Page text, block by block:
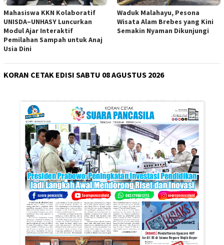
Mahasiswa KKN Kolaboratif
UNISDA–UNHASY Luncurkan
Modul Ajar Interaktif
Pemilahan Sampah untuk Anaj
Usia Dini
Waduk Malahayu, Pesona
Wisata Alam Brebes yang Kini
Semakin Nyaman Dikunjungi
KORAN CETAK EDISI SABTU 08 AGUSTUS 2026